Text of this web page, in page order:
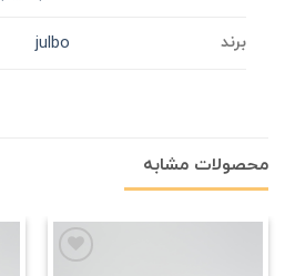
برند julbo
محصولات مشابه